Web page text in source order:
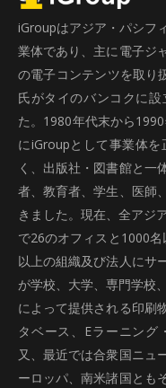
iGroupはアジア・パシフ
業体であり、主に電子ジ
の電子コンテンツを取り
氏がタイのバンコクに
た。1980年代末から
にiGroupとして事業体
く、出版社・図書館と一
者、教育者、学生、医師
きました。現在、全アジ
で26のオフィスと1000
以上の組織及び法人にサ
が学校、大学、専門学校
によって提供される印刷
タベース、Eラーニング
又、最近では合衆国ニュ
ーロッパ、南米諸国とも